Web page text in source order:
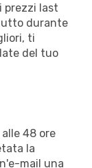
prezzi last
durante
ti
del tuo
48 ore
la
mail una